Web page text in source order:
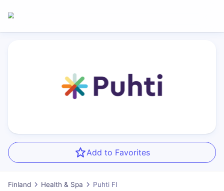
Add to Favorites
Finland Health & Spa Puhti FI